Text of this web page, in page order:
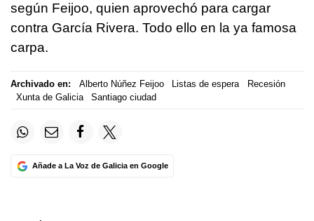
según Feijoo, quien aprovechó para cargar
contra García Rivera. Todo ello en la ya famosa
carpa.
Archivado en: Alberto Núñez Feijoo Listas de espera
Recesión
Xunta de Galicia
Santiago ciudad
Añade a La Voz de Galicia en Google